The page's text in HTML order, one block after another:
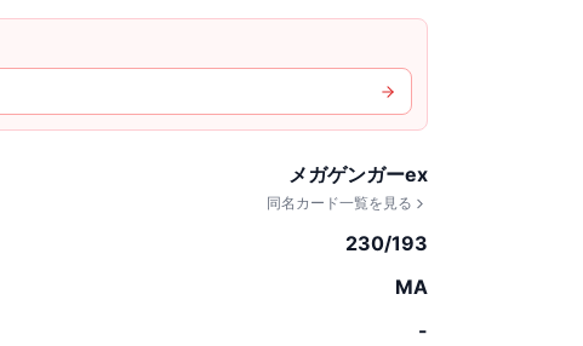
メガゲンガーex
同名カード一覧を見る
230/193
MA
-